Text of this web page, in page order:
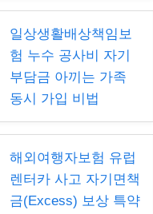
일상생활배상책임보
험 누수 공사비 자기
부담금 아끼는 가족
동시 가입 비법
해외여행자보험 유럽
렌터카 사고 자기면책
금(Excess) 보상 특약